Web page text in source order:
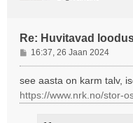
Re: Huvitavad
P
o
i
16:37, 26 Jaan 2024
see aasta on karm talv,
https://www.nrk.no/stor-